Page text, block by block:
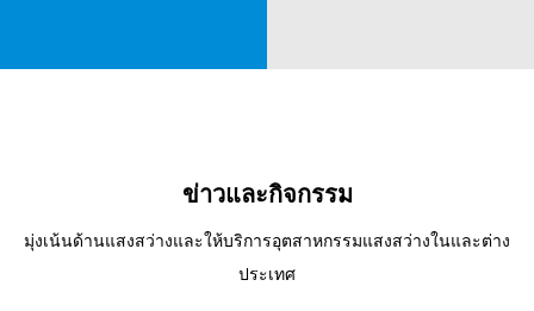
ข่าวและกิจกรรม
มุ่งเน้นด้านแสงสว่างและให้บริการอุตสาหกรรมแสงสว่างในและต่าง
ประเทศ